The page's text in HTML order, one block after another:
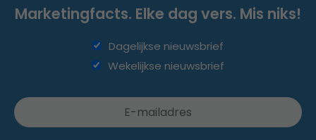
Marketingfacts. Elke dag vers. Mis niks!
Dagelijkse nieuwsbrief
Wekelijkse nieuwsbrief